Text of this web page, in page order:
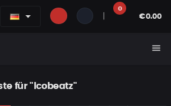
0
€0.00
menu
für "lcobeatz"